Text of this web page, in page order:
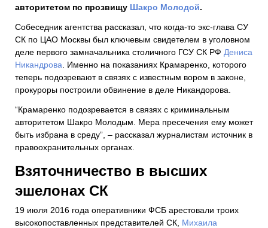
авторитетом по прозвищу Шакро Молодой.
Собеседник агентства рассказал, что когда-то экс-глава СУ
СК по ЦАО Москвы был ключевым свидетелем в уголовном
деле первого замначальника столичного ГСУ СК РФ Дениса
Никандрова . Именно на показаниях Крамаренко, которого
теперь подозревают в связях с известным вором в законе,
прокуроры построили обвинение в деле Никандорова.
“Крамаренко подозревается в связях с криминальным
авторитетом Шакро Молодым. Мера пресечения ему может
быть избрана в среду”, – рассказал журналистам источник в
правоохранительных органах.
Взяточничество в высших
эшелонах СК
19 июля 2016 года оперативники ФСБ арестовали троих
высокопоставленных представителей СК, Михаила